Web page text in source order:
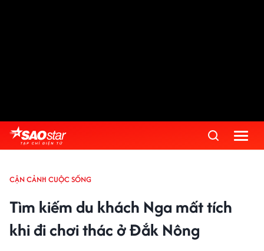
CẬN CẢNH CUỘC SỐNG
Tìm kiếm du khách Nga mất tích
khi đi chơi thác ở Đắk Nông